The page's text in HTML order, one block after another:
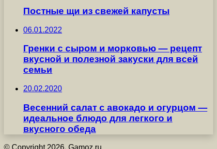
Постные щи из свежей капусты
06.01.2022
Гренки с сыром и морковью — рецепт
вкусной и полезной закуски для всей
семьи
20.02.2020
Весенний салат с авокадо и огурцом —
идеальное блюдо для легкого и
вкусного обеда